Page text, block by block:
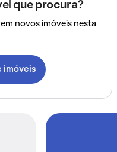
que procura?
novos imóveis nesta
imóveis